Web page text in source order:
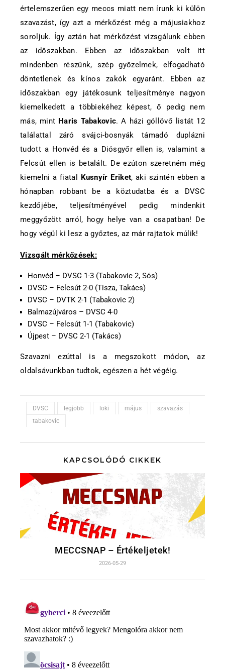
értelemszerűen egy meccs miatt nem írunk ki külön
szavazást, így azt a mérkőzést még a májusiakhoz
soroljuk. Így aztán hat mérkőzést vizsgálunk ebben
az időszakban. Ebben az időszakban volt itt
mindenben részünk, szép győzelmek, elfogadható
döntetlenek és kínos zakók egyaránt. Ebben az
időszakban egy játékosunk teljesítménye nagyon
kiemelkedett a többiekéhez képest, ő pedig nem
más, mint Haris Tabakovic. A házi góllövő listát 12
találattal záró svájci-bosnyák támadó duplázni
tudott a Honvéd és a Diósgyőr ellen is, valamint a
Felcsút ellen is betalált. De ezúton szeretném még
kiemelni a fiatal Kusnyír Eriket, aki szintén ebben a
hónapban robbant be a köztudatba és a DVSC
kezdőjébe, teljesítményével pedig mindenkit
meggyőzött arról, hogy helye van a csapatban! De
hogy végül ki lesz a győztes, az már rajtatok múlik!
Vizsgált mérkőzések:
Honvéd – DVSC 1-3 (Tabakovic 2, Sós)
DVSC – Felcsút 2-0 (Tisza, Takács)
DVSC – DVTK 2-1 (Tabakovic 2)
Balmazújváros – DVSC 4-0
DVSC – Felcsút 1-1 (Tabakovic)
Újpest – DVSC 2-1 (Takács)
Szavazni ezúttal is a megszokott módon, az
oldalsávunkban tudtok, egészen a hét végéig.
DVSC legjobb loki május
szavazás
tabakovic
KAPCSOLÓDÓ CIKKEK
MECCSNAP – Értékeljetek!
2026-05-29